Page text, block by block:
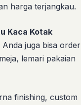
harga terjangkau.
Kaca Kotak
Anda juga bisa order
lemari pakaian
finishing, custom